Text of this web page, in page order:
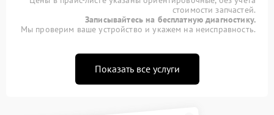
стоимости запчастей.
Записывайтесь на бесплатную диагностику.
Мы проверим ваше устройство и укажем на неисправность.
Показать все услуги